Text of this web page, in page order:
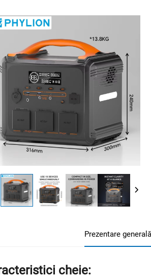
Prezentare generală
cheie: